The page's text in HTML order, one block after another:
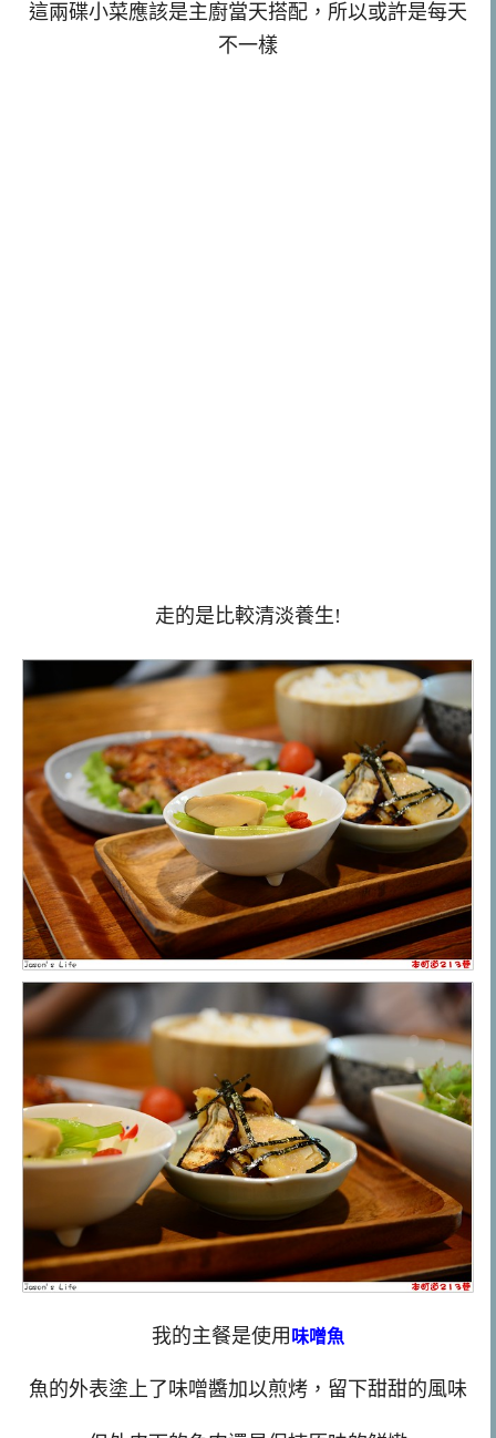
這兩碟小菜應該是主廚當天搭配，所以或許是每天
不一樣
走的是比較清淡養生!
我的主餐是使用 味噌魚
魚的外表塗上了味噌醬加以煎烤，留下甜甜的風味